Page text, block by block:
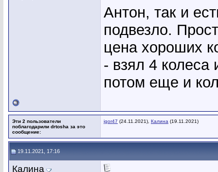
Антон, так и
подвезло.
цена хороших
- взял 4 колеса
потом еще и
Эти 2 пользователи
поблагодарили drtosha за это
сообщение:
igor47 (24.11.2021), Калина (19.11.2021)
19.11.2021, 17:16
Калина